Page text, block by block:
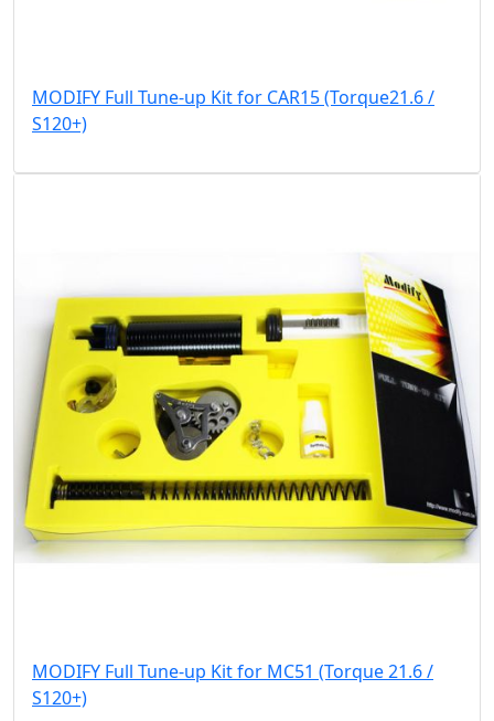
MODIFY Full Tune-up Kit for CAR15 (Torque21.6 /
S120+)
MODIFY Full Tune-up Kit for MC51 (Torque 21.6 /
S120+)